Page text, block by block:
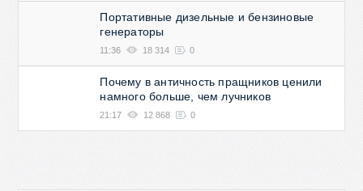
Портативные дизельные и бензиновые
генераторы
11:36 18 314 0
Почему в античность пращников ценили
намного больше, чем лучников
21:17 12 868 0